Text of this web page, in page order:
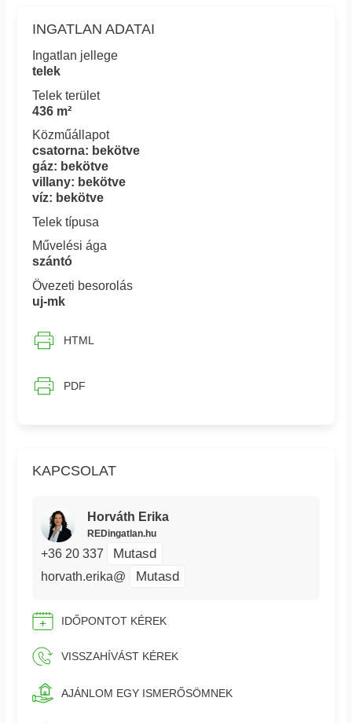
KAPCSOLAT
Horváth Erika
REDingatlan.hu
+36 20 337 Mutasd
horvath.erika@ Mutasd
IDŐPONTOT KÉREK
VISSZAHÍVÁST KÉREK
AJÁNLOM EGY ISMERŐSÖMNEK
INGATLAN ADATAI
Ingatlan jellege
telek
Telek terület
436 m²
Közműállapot
csatorna: bekötve
gáz: bekötve
villany: bekötve
víz: bekötve
Telek típusa
Művelési ága
szántó
Övezeti besorolás
uj-mk
HTML
PDF